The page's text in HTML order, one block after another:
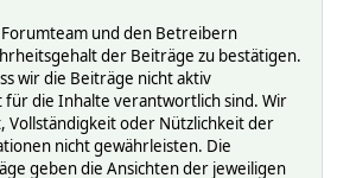
Forumteam und den Betreibern
der Beiträge zu bestätigen.
wir die Beiträge nicht aktiv
für die Inhalte verantwortlich sind. Wir
Vollständigkeit oder Nützlichkeit der
nicht gewährleisten. Die
geben die Ansichten der jeweiligen